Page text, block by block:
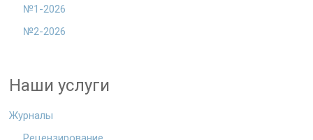
№1-2026
№2-2026
Наши услуги
Журналы